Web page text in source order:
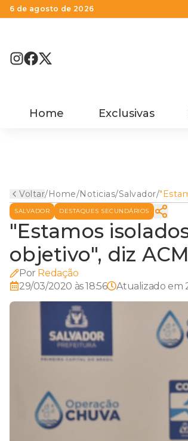
6 de agosto de 2026
Home Exclusivas
Voltar/Home/Noticias/Salvador/
Neto
SALVADOR DESTAQUES SECUNDÁRIOS
"Estamos
objetivo", diz
Por Redação
29/03/2020 às 18:56
Atualizado em